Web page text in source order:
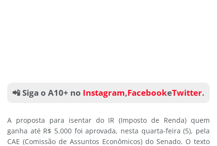
📲 Siga o A10+ no Instagram,FacebookeTwitter.
A proposta para isentar do IR (Imposto de Renda) quem
ganha até R$ 5.000 foi aprovada, nesta quarta-feira (5), pela
CAE (Comissão de Assuntos Econômicos) do Senado. O texto